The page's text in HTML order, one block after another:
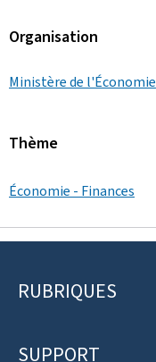
Organisation
Ministère de l'Économie
Thème
Économie - Finances
P
RUBRIQUES
SUPPORT